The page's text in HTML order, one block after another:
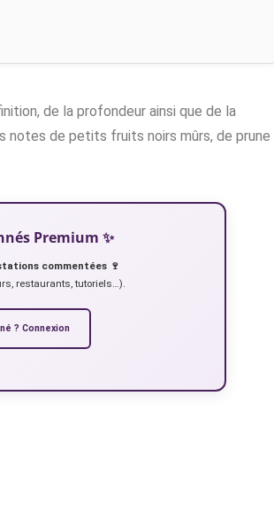
de la profondeur ainsi que de la
notes de petits fruits noirs mûrs, de prune
Premium ✨
commentées 🍷
restaurants, tutoriels…).
? Connexion